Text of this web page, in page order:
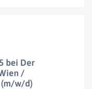
bei Der
/
(m/w/d)